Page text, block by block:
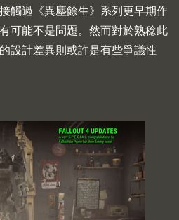
觸過《異塵餘生》系列更早期作
可能不是問題。然而對於熟稔此
設計差異則或許是有些爭議性